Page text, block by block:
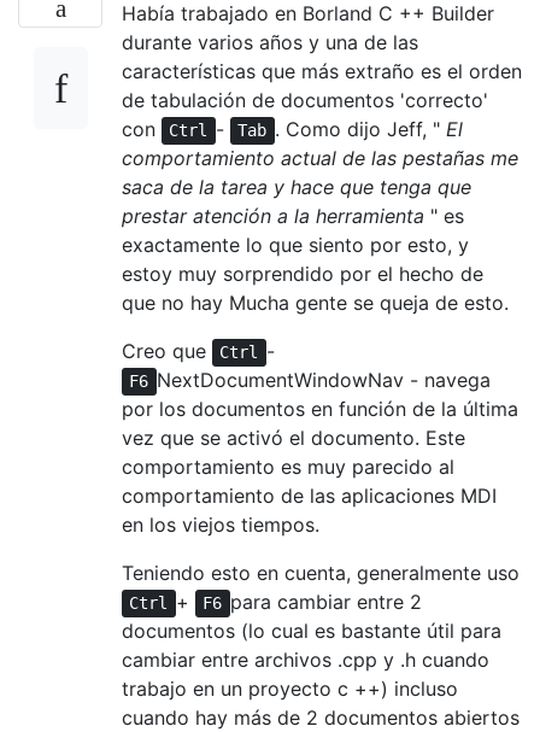
Había trabajado en Borland C ++ Builder
durante varios años y una de las
características que más extraño es el orden
de tabulación de documentos 'correcto'
con
Ctrl - Tab . Como dijo Jeff, " El
comportamiento actual de las pestañas me
saca de la tarea y hace que tenga que
prestar atención a la herramienta " es
exactamente lo que siento por esto, y
estoy muy sorprendido por el hecho de
que no hay Mucha gente se queja de esto.
Creo que
Ctrl -
F6 NextDocumentWindowNav - navega
por los documentos en función de la última
vez que se activó el documento. Este
comportamiento es muy parecido al
comportamiento de las aplicaciones MDI
en los viejos tiempos.
Teniendo esto en cuenta, generalmente uso
Ctrl + F6 para cambiar entre 2
documentos (lo cual es bastante útil para
cambiar entre archivos .cpp y .h cuando
trabajo en un proyecto c ++) incluso
cuando hay más de 2 documentos abiertos